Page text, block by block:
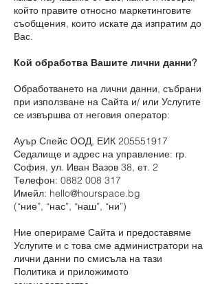
който правите относно маркетинговите
съобщения, които искате да изпратим до
Вас.
Кой обработва Вашите лични данни?
Обработването на лични данни, събрани
при използване на Сайта и/ или Услугите
се извършва от неговия оператор:
Ауър Спейс ООД, ЕИК 205551917
Седалище и адрес на управление: гр.
София, ул. Иван Вазов 38, ет. 2
Телефон: 0882 008 317
Имейл: hello@hourspace.bg
(“ние”, “нас”, “наш”, “ни”)
Ние оперираме Сайта и предоставяме
Услугите и с това сме администратори на
лични данни по смисъла на тази
Политика и приложимото